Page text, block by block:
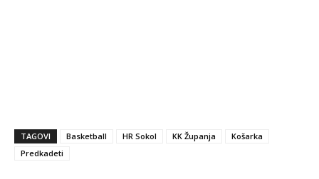
TAGOVI Basketball HR Sokol KK Županja
Košarka
Predkadeti